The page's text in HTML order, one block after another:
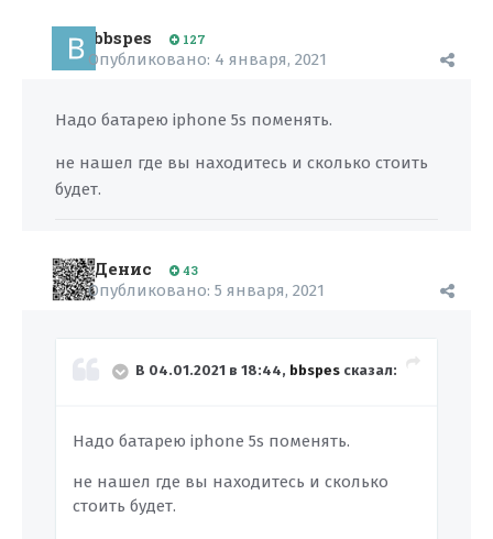
bbspes 127
Опубликовано: 4 января, 2021
Надо батарею iphone 5s поменять.
не нашел где вы находитесь и сколько стоить
будет.
Денис 43
Опубликовано: 5 января, 2021
В 04.01.2021 в 18:44, bbspes сказал:
Надо батарею iphone 5s поменять.
не нашел где вы находитесь и сколько
стоить будет.